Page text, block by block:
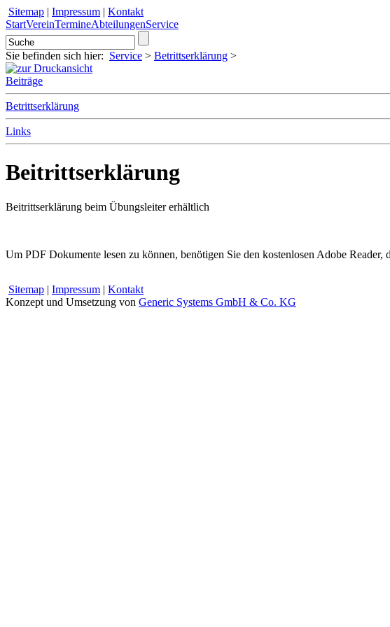
Sitemap | Impressum | Kontakt
StartVereinTermineAbteilungenService
Sie befinden sich hier: Service > Betrittserklärung >
Beiträge
Betrittserklärung
Links
Beitrittserklärung
Beitrittserklärung beim Übungsleiter erhältlich
Um PDF Dokumente lesen zu können, benötigen Sie den kostenlosen Adobe Reader,
Sitemap | Impressum | Kontakt
Konzept und Umsetzung von Generic Systems GmbH & Co. KG